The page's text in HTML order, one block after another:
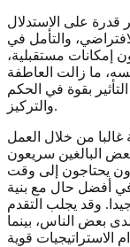
قدرة على الاستدلال
والتأمل في
إمكانات مستقبلية،
ما زالت العاطفة
بقوة في الحكم
والتركيز.
من خلال العمل
البالغين سريعون
يحتاجون إلى وقت
أفضل حال مع بنية
وقد يجلب التقدم
بعض الناس، بينما